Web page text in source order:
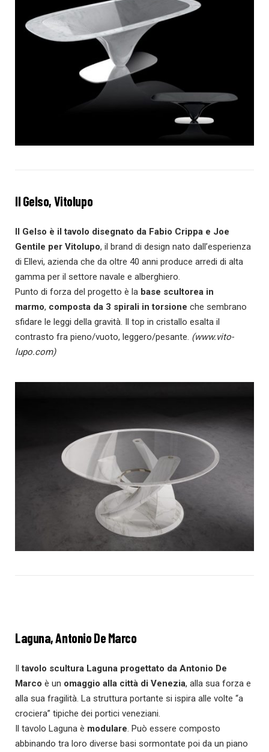
Il Gelso, Vitolupo
Il Gelso è il tavolo disegnato da Fabio Crippa e Joe
Gentile per Vitolupo, il brand di design nato dall’esperienza
di Ellevi, azienda che da oltre 40 anni produce arredi di alta
gamma per il settore navale e alberghiero.
Punto di forza del progetto è la base scultorea in
marmo, composta da 3 spirali in torsione che sembrano
sfidare le leggi della gravità. Il top in cristallo esalta il
contrasto fra pieno/vuoto, leggero/pesante. (www.vito-
lupo.com)
Laguna, Antonio De Marco
Iltavolo scultura Laguna progettato da Antonio De
Marco è un omaggio alla città di Venezia, alla sua forza e
alla sua fragilità. La struttura portante si ispira alle volte “a
crociera” tipiche dei portici veneziani.
Il tavolo Laguna è modulare. Può essere composto
abbinando tra loro diverse basi sormontate poi da un piano